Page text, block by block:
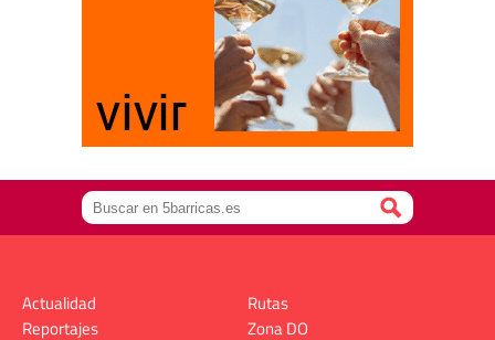
Actualidad
Reportajes
Rutas
Zona DO